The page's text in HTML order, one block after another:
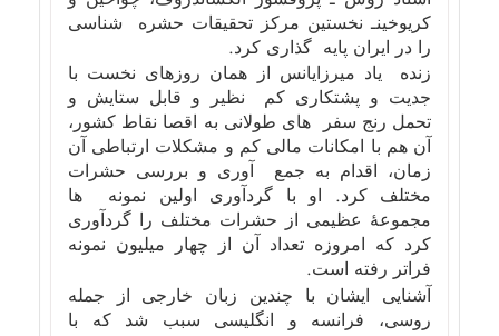
کریوخینـ نخستین مرکز تحقیقات حشره شناسی
را در ایران پایه گذاری کرد.
زنده یاد میرزایانس از همان روزهای نخست با
جدیت و پشتکاری کم نظیر و قابل ستایش و
تحمل رنج سفر های طولانی به اقصا نقاط کشور،
آن هم با امکانات مالی کم و مشکلات ارتباطی آن
زمان، اقدام به جمع آوری و بررسی حشرات
مختلف کرد. او با گردآوری اولین نمونه ها
مجموعۀ عظیمی از حشرات مختلف را گردآوری
کرد که امروزه تعداد آن از چهار میلیون نمونه
فراتر رفته است.
آشنایی ایشان با چندین زبان خارجی از جمله
روسی، فرانسه و انگلیسی سبب شد که با